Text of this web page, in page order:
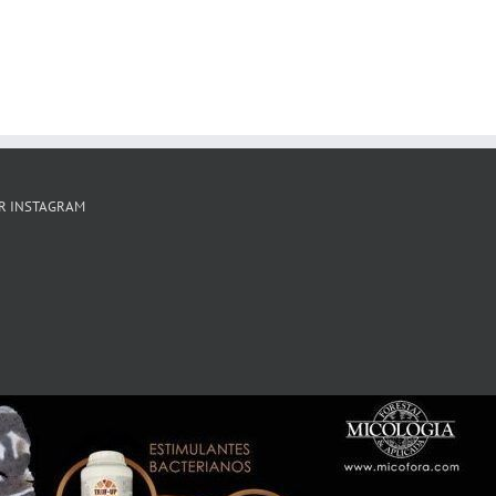
INSTAGRAM